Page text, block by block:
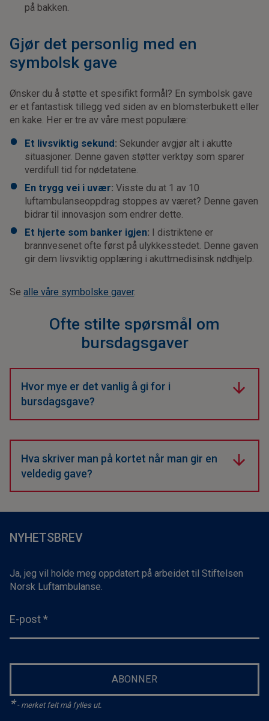
på bakken.
Gjør det personlig med en
symbolsk gave
Ønsker du å støtte et spesifikt formål? En symbolsk gave
er et fantastisk tillegg ved siden av en blomsterbukett eller
en kake. Her er tre av våre mest populære:
Et livsviktig sekund: Sekunder avgjør alt i akutte
situasjoner. Denne gaven støtter verktøy som sparer
verdifull tid for nødetatene.
En trygg vei i uvær: Visste du at 1 av 10
luftambulanseoppdrag stoppes av været? Denne gaven
bidrar til innovasjon som endrer dette.
Et hjerte som banker igjen: I distriktene er
brannvesenet ofte først på ulykkesstedet. Denne gaven
gir dem livsviktig opplæring i akuttmedisinsk nødhjelp.
Sealle våre symbolske gaver.
Ofte stilte spørsmål om
bursdagsgaver
Hvor mye er det vanlig å gi for i
bursdagsgave?
bursdagsbarnet og om det er et rundt tall. Til venner
er 300–500 kroner vanlig, mens til nær familie og
partnere gir man ofte for over 1000 kroner. En
donasjon er en flott gave uansett beløp!
Hva skriver man på kortet når man gir en
veldedig gave?
Siden du allerede har skapene fulle av fine ting,
flere. Jeg har gitt et bidrag til Norsk Luftambulanse i
NYHETSBREV
Ja, jeg vil holde meg oppdatert på arbeidet til Stiftelsen
Norsk Luftambulanse.
E-post *
ABONNER
*- merket felt må fylles ut.